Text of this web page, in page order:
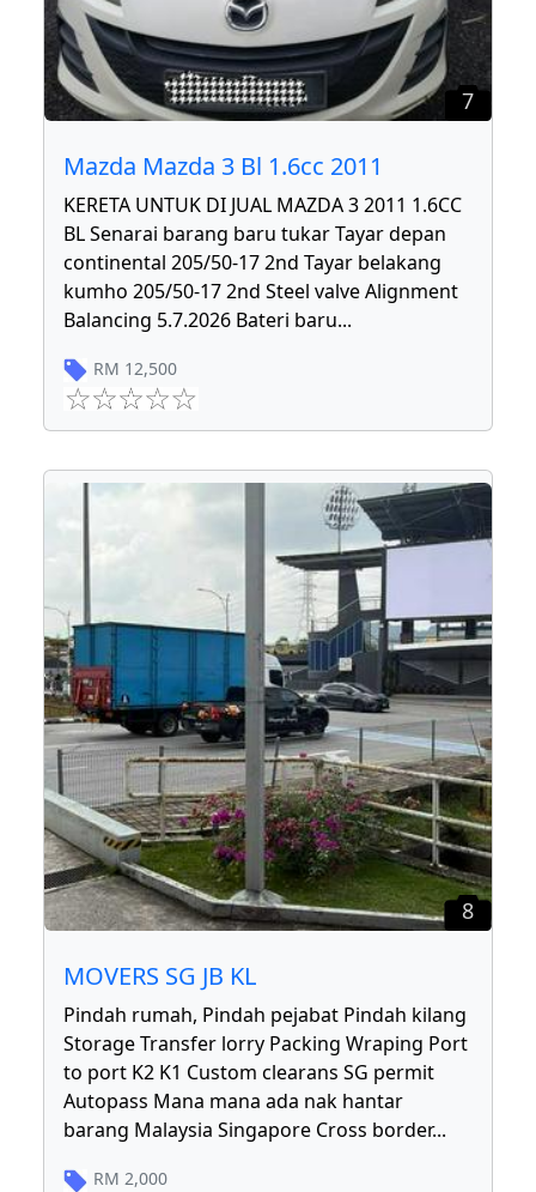
7
Mazda Mazda 3 Bl 1.6cc 2011
KERETA UNTUK DI JUAL MAZDA 3 2011 1.6CC
BL Senarai barang baru tukar Tayar depan
continental 205/50-17 2nd Tayar belakang
kumho 205/50-17 2nd Steel valve Alignment
Balancing 5.7.2026 Bateri baru...
RM 12,500
8
MOVERS SG JB KL
Pindah rumah, Pindah pejabat Pindah kilang
Storage Transfer lorry Packing Wraping Port
to port K2 K1 Custom clearans SG permit
Autopass Mana mana ada nak hantar
barang Malaysia Singapore Cross border...
RM 2,000